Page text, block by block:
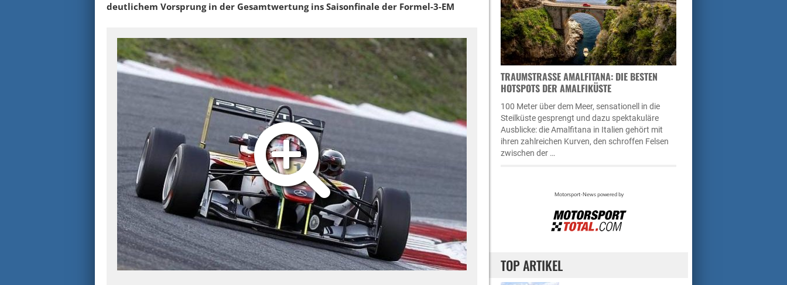
deutlichem Vorsprung in der Gesamtwertung ins Saisonfinale der Formel-3-EM
TRAUMSTRASSE AMALFITANA: DIE BESTEN H
OTSPOTS DER AMALFIKÜSTE
100 Meter über dem Meer, sensationell in die
Steilküste gesprengt und dazu spektakuläre
Ausblicke: die Amalfitana in Italien gehört mit
ihren zahlreichen Kurven, den schroffen Felsen
zwischen der …
TOP ARTIKEL